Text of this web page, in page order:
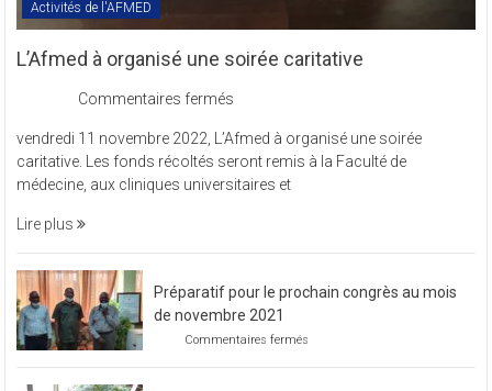
Activités de l'AFMED
L’Afmed à organisé une soirée caritative
Commentaires fermés
à
organisé
une
vendredi 11 novembre 2022, L’Afmed à organisé une soirée
caritative. Les fonds récoltés seront remis à la Faculté de
médecine, aux cliniques universitaires et
Lire plus
Préparatif pour le prochain congrès au mois
de novembre 2021
Commentaires fermés